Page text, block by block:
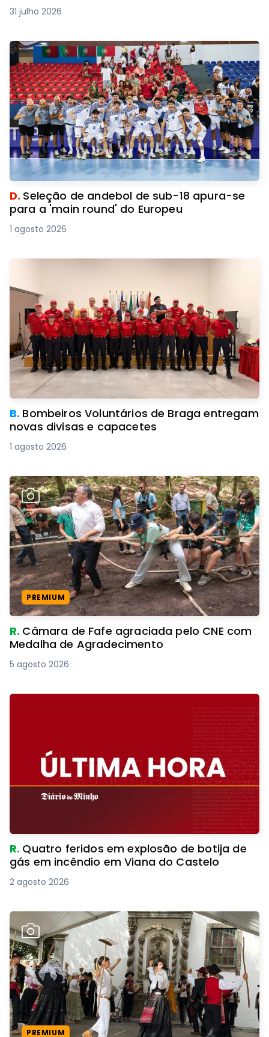
31 julho 2026
D. Seleção de andebol de sub-18 apura-se
para a 'main round' do Europeu
1 agosto 2026
B. Bombeiros Voluntários de Braga entregam
novas divisas e capacetes
1 agosto 2026
PREMIUM
R. Câmara de Fafe agraciada pelo CNE com
Medalha de Agradecimento
5 agosto 2026
R. Quatro feridos em explosão de botija de
gás em incêndio em Viana do Castelo
2 agosto 2026
PREMIUM